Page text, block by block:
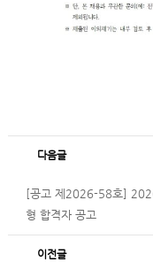
다음글
[공고 제2026-58호]
형 합격자 공고
이전글